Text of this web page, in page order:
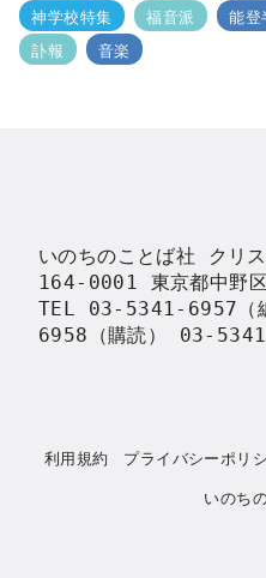
神学校特集
福音派 能登
訃報
音楽
いのちのことば社 クリ
164-0001 東京都中野
TEL 03-5341-6957（
6958（購読） 03-
利用規約 プライバシーポリ
いのち